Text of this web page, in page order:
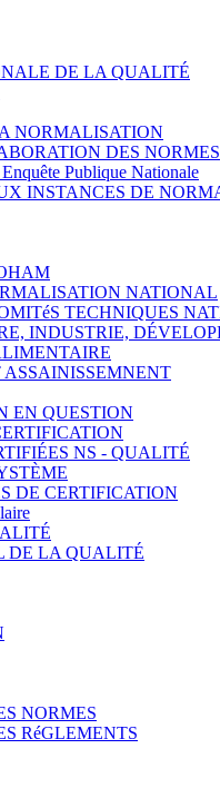
DE LA QUALITÉ
NORMALISATION
DES NORMES
Publique Nationale
INSTANCES DE
NATIONAL
TECHNIQUES
INDUSTRIE,
ASSAINISSEMNENT
EN QUESTION
NS - QUALITÉ
DE CERTIFICATION
DE LA QUALITÉ
NORMES
RéGLEMENTS